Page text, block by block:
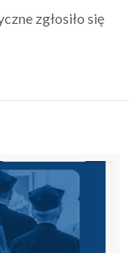
zgłosiło się